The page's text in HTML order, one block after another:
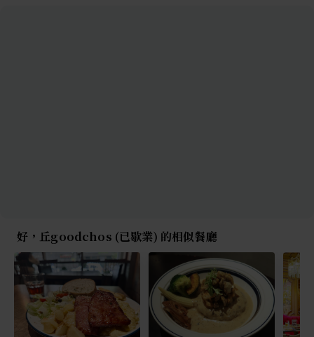
好，丘goodchos (已歇業) 的相似餐廳